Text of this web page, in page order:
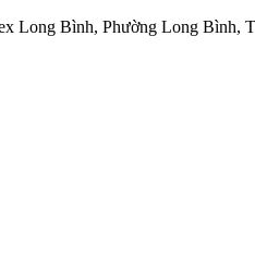
Long Bình, Phường Long Bình,